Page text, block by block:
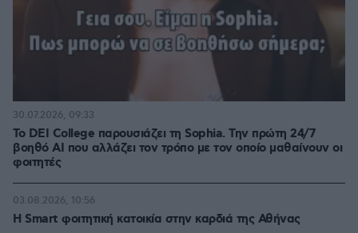
Το DEI College παρουσιάζει τη Sophia. Την πρώτη 24/7
βοηθό AI που αλλάζει τον τρόπο με τον οποίο μαθαίνουν οι
φοιτητές
30.07.2026, 09:33
Η Smart φοιτητική κατοικία στην καρδιά της Αθήνας
03.08.2026, 10:56